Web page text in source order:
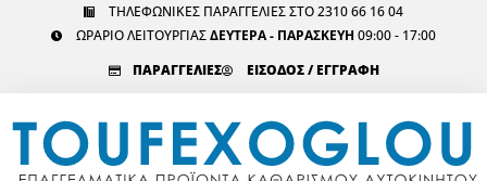
ΤΗΛΕΦΩΝΙΚΕΣ ΠΑΡΑΓΓΕΛΙΕΣ ΣΤΟ 2310 66 16 04
ΩΡΑΡΙΟ ΛΕΙΤΟΥΡΓΙΑΣΔΕΥΤΕΡΑ - ΠΑΡΑΣΚΕΥΗ 09:00 - 17:00
ΠΑΡΑΓΓΕΛΙΕΣ
ΕΙΣΟΔΟΣ / ΕΓΓΡΑΦΗ